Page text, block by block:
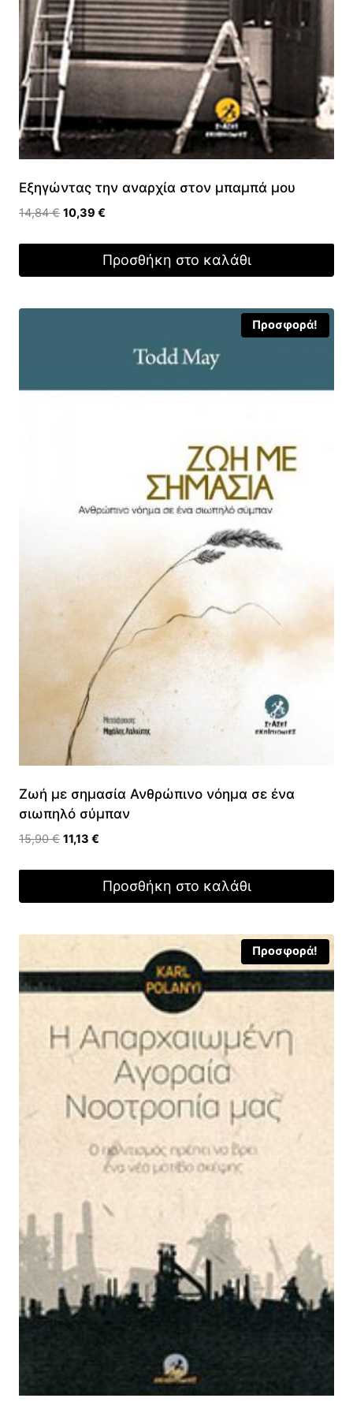
Εξηγώντας την αναρχία στον μπαμπά μου
14,84€ Original
was:
14,84 €.
10,39 €
τιμή
είναι:
Προσθήκη στο καλάθι
Προσφορά!
Ζωή με σημασία Ανθρώπινο νόημα σε ένα
σιωπηλό σύμπαν
15,90€ Original
was:
15,90 €.
11,13 €
τιμή
είναι:
Προσθήκη στο καλάθι
Προσφορά!